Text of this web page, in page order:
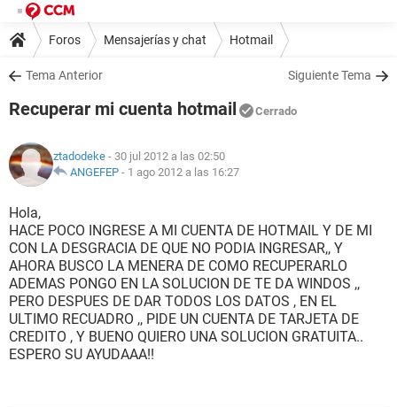
Foros Mensajerías y chat Hotmail
Tema Anterior Siguiente Tema
Recuperar mi cuenta hotmail Cerrado
ztadodeke - 30 jul 2012 a las 02:50
ANGEFEP - 1 ago 2012 a las 16:27
Hola,
HACE POCO INGRESE A MI CUENTA DE HOTMAIL Y DE MI
CON LA DESGRACIA DE QUE NO PODIA INGRESAR,, Y
AHORA BUSCO LA MENERA DE COMO RECUPERARLO
ADEMAS PONGO EN LA SOLUCION DE TE DA WINDOS ,,
PERO DESPUES DE DAR TODOS LOS DATOS , EN EL
ULTIMO RECUADRO ,, PIDE UN CUENTA DE TARJETA DE
CREDITO , Y BUENO QUIERO UNA SOLUCION GRATUITA..
ESPERO SU AYUDAAA!!